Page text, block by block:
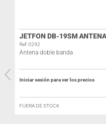
JETFON DB-19SM
Ref: 0292
Antena doble banda
Iniciar sesión para ver los precios
FUERA DE STOCK